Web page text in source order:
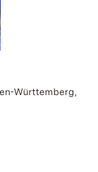
Württemberg,